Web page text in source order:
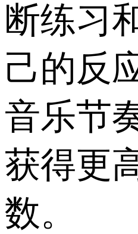
断练习
己的反
音乐节
获得更
数。